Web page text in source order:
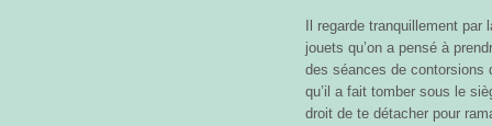
Il regarde tranquillement
jouets qu’on a pensé à
des séances de contorsions
qu’il a fait tomber sous le
droit de te détacher pour